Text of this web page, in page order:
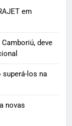
em
deve
los na
novas